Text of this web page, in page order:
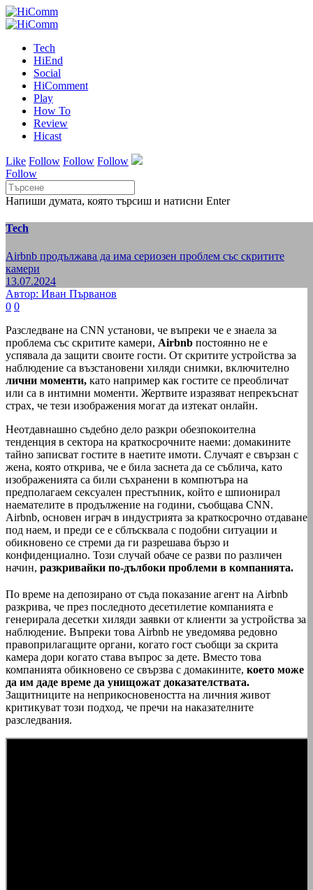
Tech
HiEnd
Social
HiComment
Play
How To
Review
Hicast
Like Follow Follow Follow
Follow
Напиши думата, която търсиш и натисни Enter
Tech
Airbnb продължава да има сериозен проблем със скритите
камери
13.07.2024
Автор: Иван Първанов
0 0
Разследване на CNN установи, че въпреки че е знаела за
проблема със скритите камери, Airbnb постоянно не е
успявала да защити своите гости. От скритите устройства за
наблюдение са възстановени хиляди снимки, включително
лични моменти, като например как гостите се преобличат
или са в интимни моменти. Жертвите изразяват непрекъснат
страх, че тези изображения могат да изтекат онлайн.
Неотдавнашно съдебно дело разкри обезпокоителна
тенденция в сектора на краткосрочните наеми: домакините
тайно записват гостите в наетите имоти. Случаят е свързан с
жена, която открива, че е била заснета да се съблича, като
изображенията са били съхранени в компютъра на
предполагаем сексуален престъпник, който е шпионирал
наемателите в продължение на години, съобщава CNN.
Airbnb, основен играч в индустрията за краткосрочно отдаване
под наем, и преди се е сблъсквала с подобни ситуации и
обикновено се стреми да ги разрешава бързо и
конфиденциално. Този случай обаче се разви по различен
начин, разкривайки по-дълбоки проблеми в компанията.
По време на депозирано от съда показание агент на Airbnb
разкрива, че през последното десетилетие компанията е
генерирала десетки хиляди заявки от клиенти за устройства за
наблюдение. Въпреки това Airbnb не уведомява редовно
правоприлагащите органи, когато гост съобщи за скрита
камера дори когато става въпрос за дете. Вместо това
компанията обикновено се свързва с домакините, което може
да им даде време да унищожат доказателствата.
Защитниците на неприкосновеността на личния живот
критикуват този подход, че пречи на наказателните
разследвания.